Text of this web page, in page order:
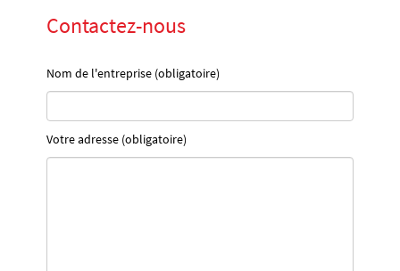
Contactez-nous
Nom de l'entreprise (obligatoire)
Votre adresse (obligatoire)